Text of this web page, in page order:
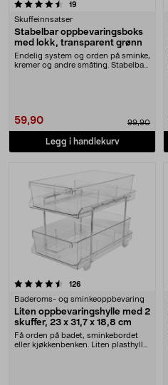
19
Skuffeinnsatser
Stabelbar oppbevaringsboks
med lokk, transparent grønn
Endelig system og orden på sminke,
kremer og andre småting. Stabelbar
59,90 99,90
Legg i handlekurv
0.0 av 5 stjerner
126
Baderoms- og sminkeoppbevaring
Liten oppbevaringshylle med 2
skuffer, 23 x 31,7 x 18,8 cm
Få orden på badet, sminkebordet
eller kjøkkenbenken. Liten plasthylle
4.5 av 5 stjerner